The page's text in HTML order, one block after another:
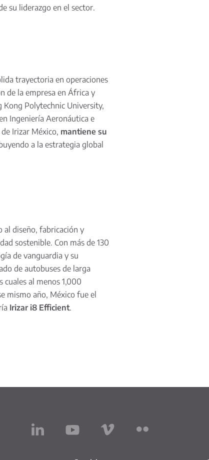
su liderazgo en el sector.
trayectoria en operaciones
de la empresa en África y
Kong Polytechnic University,
Ingeniería Aeronáutica e
Irizar México, mantiene su
a la estrategia global
al diseño, fabricación y
sostenible. Con más de 130
de vanguardia y su
de autobuses de larga
cuales al menos 1,000
mismo año, México fue el
Irizar i8 Efficient.